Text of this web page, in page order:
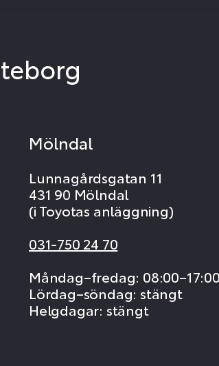
Mölndal
Lunnagårdsgatan 11
431 90 Mölndal
(i Toyotas anläggning)
031-750 24 70
Måndag–fredag: 08:00–17:00
Lördag–söndag: stängt
Helgdagar: stängt